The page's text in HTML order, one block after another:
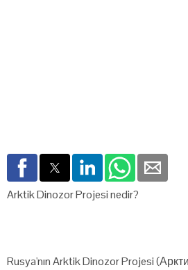
Arktik Dinozor Projesi nedir?
Rusya'nın Arktik Dinozor Projesi